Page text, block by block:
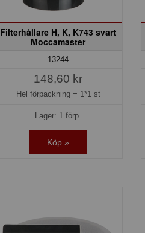
Filterhållare H, K, K743 svart
Moccamaster
13244
148,60 kr
Hel förpackning = 1*1 st
Lager: 1 förp.
Köp »